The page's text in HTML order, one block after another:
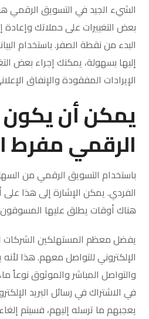
الشيء الجيد في التسويق الرقمي
بعض التغييرات على حملاتك وإعادة
البدء من نقطة الصفر. باستخدام
إليها بسهولة، يمكنك إجراء بعض
الإيرادات المفقودة والإنفاق
يمكن أن
الرقمي
باستخدام التسويق الرقمي من
الفردي. يمكن الإشارة إلى هذا على
هناك أوقات يطلق عليها
يفضل معظم المستهلكين الشركات
الإلكتروني للتواصل معهم. هذا
والتواصل المباشر والموثوق نوعاً
في الاشتراك في رسائل البريد
يعجبهم ما ترسله إليهم، فسيتم